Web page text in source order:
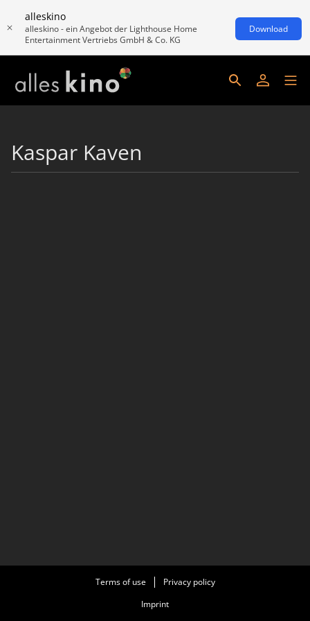
alleskino
alleskino - ein Angebot der Lighthouse Home
Entertainment Vertriebs GmbH & Co. KG
Download
Kaspar Kaven
Terms of use
Privacy policy
Imprint